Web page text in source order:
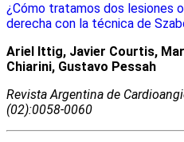
¿Cómo tratamos dos lesiones
derecha con la técnica de
Ariel Ittig, Javier Courtis,
Chiarini, Gustavo Pessah
Revista Argentina de
(02):0058-0060